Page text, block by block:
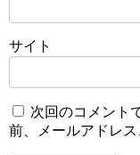
サイト
次回のコメント
前、メールアドレス